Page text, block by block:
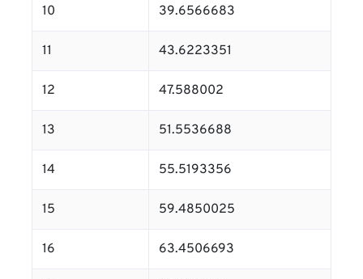
10 39.6566683
11 43.6223351
12 47.588002
13 51.5536688
14 55.5193356
15 59.4850025
16 63.4506693